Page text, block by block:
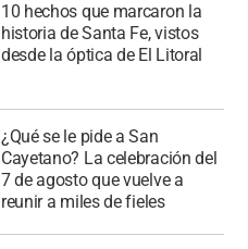
10 hechos que marcaron la
historia de Santa Fe, vistos
desde la óptica de El Litoral
¿Qué se le pide a San
Cayetano? La celebración del
7 de agosto que vuelve a
reunir a miles de fieles